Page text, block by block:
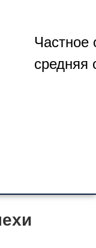
Частное
средняя